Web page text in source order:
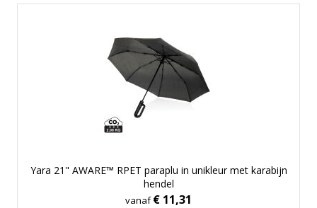
Yara 21" AWARE™ RPET paraplu in unikleur met karabijn
hendel
vanaf€ 11,31